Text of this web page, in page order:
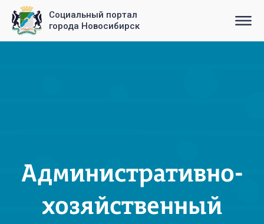
Социальный портал
города Новосибирск
Административно-
хозяйственный